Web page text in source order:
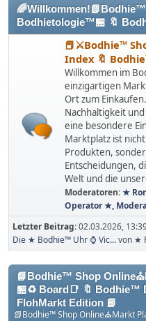
Bodhietologie™🏪 🔖
📕⚔Bodhie™
Index 🔖
Willkommen im
einzigartigen
Ort zum
Nachhaltigkeit
eine besondere
Marktplatz ist
Produkten,
Entscheidungen,
Welt und die
Moderatoren:★
Operator ★,
Letzter Beitrag:02.03.2026,
Die ★ Bodhie™ Uhr ⌚️ Vic...von ★
📘Bodhie™ Shop
🏪♻️ Board📑 🔖 Bodhie™
FlohMarkt Edition 📘
📗Bodhie™ Shop Online⛪Markt